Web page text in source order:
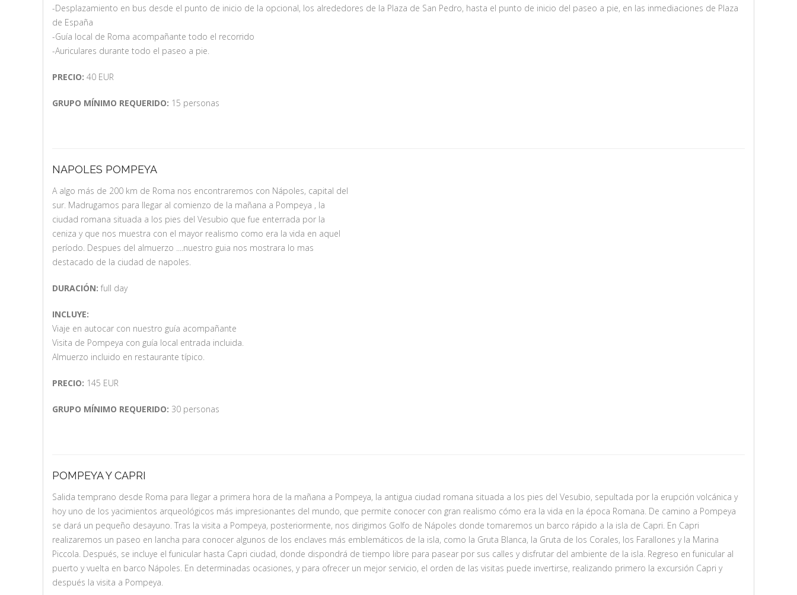
-Desplazamiento en bus desde el punto de inicio de la opcional, los alrededores de la Plaza de San Pedro, hasta el punto de inicio del paseo a pie, en las inmediaciones de Plaza
de España
-Guía local de Roma acompañante todo el recorrido
-Auriculares durante todo el paseo a pie.
PRECIO: 40 EUR
GRUPO MÍNIMO REQUERIDO: 15 personas
NAPOLES POMPEYA
A algo más de 200 km de Roma nos encontraremos con Nápoles, capital del
sur. Madrugamos para llegar al comienzo de la mañana a Pompeya , la
ciudad romana situada a los pies del Vesubio que fue enterrada por la
ceniza y que nos muestra con el mayor realismo como era la vida en aquel
período. Despues del almuerzo ....nuestro guia nos mostrara lo mas
destacado de la ciudad de napoles.
DURACIÓN: full day
INCLUYE:
Viaje en autocar con nuestro guía acompañante
Visita de Pompeya con guía local entrada incluida.
Almuerzo incluido en restaurante típico.
PRECIO: 145 EUR
GRUPO MÍNIMO REQUERIDO: 30 personas
POMPEYA Y CAPRI
Salida temprano desde Roma para llegar a primera hora de la mañana a Pompeya, la antigua ciudad romana situada a los pies del Vesubio, sepultada por la erupción volcánica y
hoy uno de los yacimientos arqueológicos más impresionantes del mundo, que permite conocer con gran realismo cómo era la vida en la época Romana. De camino a Pompeya
se dará un pequeño desayuno. Tras la visita a Pompeya, posteriormente, nos dirigimos Golfo de Nápoles donde tomaremos un barco rápido a la isla de Capri. En Capri
realizaremos un paseo en lancha para conocer algunos de los enclaves más emblemáticos de la isla, como la Gruta Blanca, la Gruta de los Corales, los Farallones y la Marina
Piccola. Después, se incluye el funicular hasta Capri ciudad, donde dispondrá de tiempo libre para pasear por sus calles y disfrutar del ambiente de la isla. Regreso en funicular al
puerto y vuelta en barco Nápoles. En determinadas ocasiones, y para ofrecer un mejor servicio, el orden de las visitas puede invertirse, realizando primero la excursión Capri y
después la visita a Pompeya.